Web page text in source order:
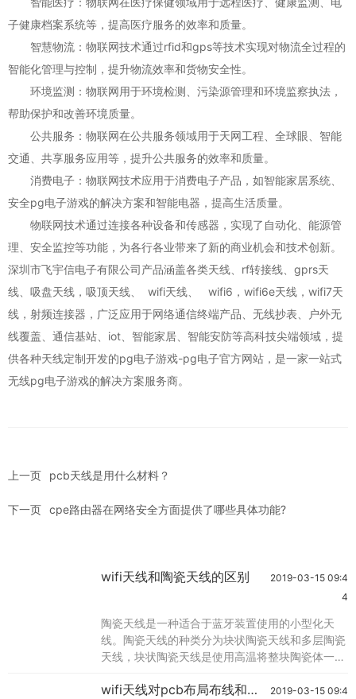
子健康档案系统等，提高医疗服务的效率和质量。
智慧物流：物联网技术通过rfid和gps等技术实现对物流全过程的
智能化管理与控制，提升物流效率和货物安全性。
环境监测：物联网用于环境检测、污染源管理和环境监察执法，
帮助保护和改善环境质量。
公共服务：物联网在公共服务领域用于天网工程、全球眼、智能
交通、共享服务应用等，提升公共服务的效率和质量。
消费电子：物联网技术应用于消费电子产品，如智能家居系统、
安全pg电子游戏的解决方案和智能电器，提高生活质量。
物联网技术通过连接各种设备和传感器，实现了自动化、能源管
理、安全监控等功能，为各行各业带来了新的商业机会和技术创新。
深圳市飞宇信电子有限公司产品涵盖各类天线、rf转接线、gprs天
线、吸盘天线，吸顶天线、 wifi天线、 wifi6，wifi6e天线，wifi7天
线，射频连接器，广泛应用于网络通信终端产品、无线抄表、户外无
线覆盖、通信基站、iot、智能家居、智能安防等高科技尖端领域，提
供各种天线定制开发的pg电子游戏-pg电子官方网站 ，是一家一站式
无线pg电子游戏的解决方案服务商。
上一页 pcb天线是用什么材料？
下一页 cpe路由器在网络安全方面提供了哪些具体功能?
wifi天线和陶瓷天线的区别
2019-03-15 09:4
4
陶瓷天线是一种适合于蓝牙装置使用的小型化天
线。陶瓷天线的种类分为块状陶瓷天线和多层陶瓷
天线，块状陶瓷天线是使用高温将整块陶瓷体一次
的表面上。多层天线烧制采用低温共烧的方式将多
wifi天线对pcb布局布线和结
2019-03-15 09:4